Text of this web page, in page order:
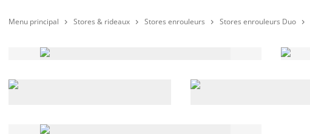
Menu principal  Stores & rideaux  Stores enrouleurs  Stores enrouleurs Duo 